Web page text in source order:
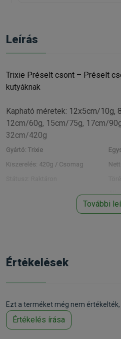
Leírás
Trixie Préselt csont – Préselt
kutyáknak
Kapható méretek: 12x5cm/10g,
12cm/60g, 15cm/75g, 17cm/
32cm/420g
Gyártó: Trixie
Kiszerelés: 420g / Csomag
További
Értékelések
Ezt a terméket még nem értékelték,
Értékelés írása